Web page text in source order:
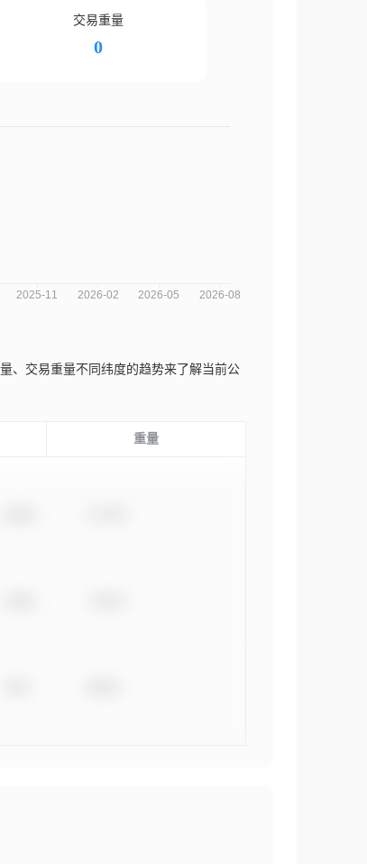
交易重量
0
、交易重量不同纬度的趋势来了解当前公
重量